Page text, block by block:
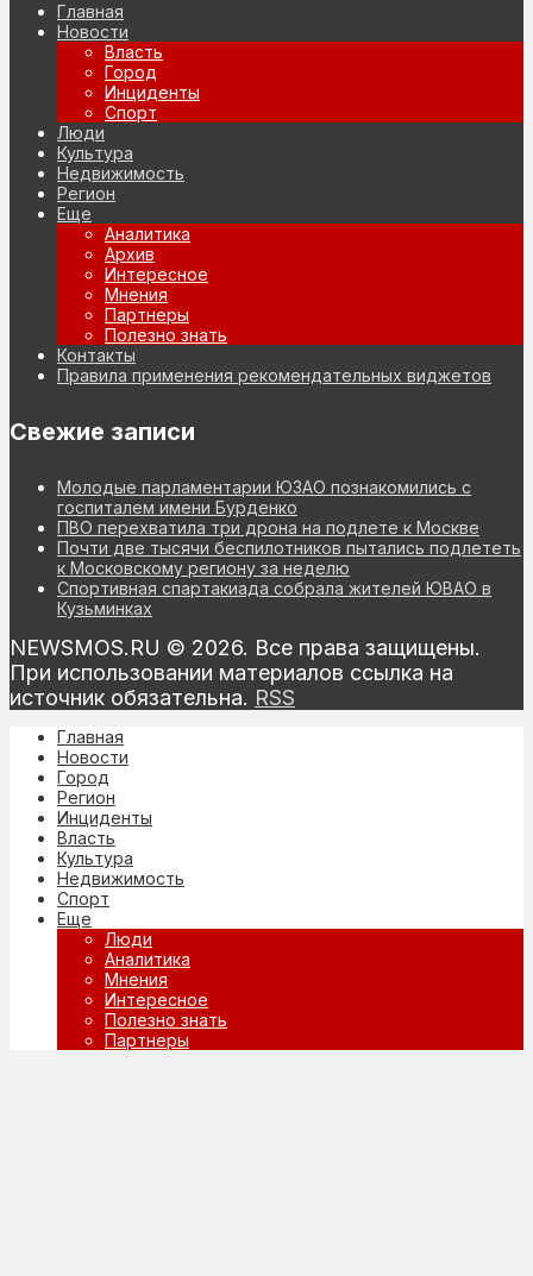
Главная
Новости
Власть
Город
Инциденты
Спорт
Люди
Культура
Недвижимость
Регион
Еще
Аналитика
Архив
Интересное
Мнения
Партнеры
Полезно знать
Контакты
Правила применения рекомендательных виджетов
Свежие записи
Молодые парламентарии ЮЗАО познакомились с
госпиталем имени Бурденко
ПВО перехватила три дрона на подлете к Москве
Почти две тысячи беспилотников пытались подлететь
к Московскому региону за неделю
Спортивная спартакиада собрала жителей ЮВАО в
Кузьминках
NEWSMOS.RU © 2026. Все права защищены.
При использовании материалов ссылка на
источник обязательна. RSS
Главная
Новости
Город
Регион
Инциденты
Власть
Культура
Недвижимость
Спорт
Еще
Люди
Аналитика
Мнения
Интересное
Полезно знать
Партнеры